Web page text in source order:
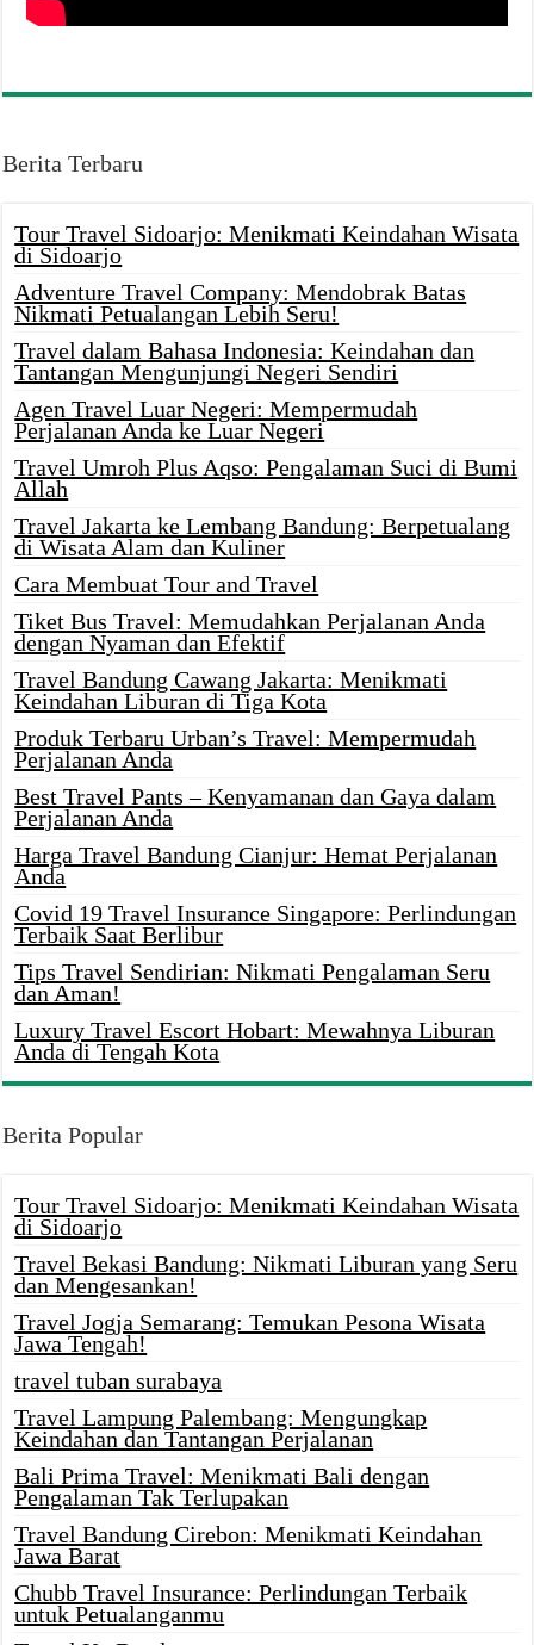
Berita Terbaru
Tour Travel Sidoarjo: Menikmati Keindahan Wisata
di Sidoarjo
Adventure Travel Company: Mendobrak Batas
Nikmati Petualangan Lebih Seru!
Travel dalam Bahasa Indonesia: Keindahan dan
Tantangan Mengunjungi Negeri Sendiri
Agen Travel Luar Negeri: Mempermudah
Perjalanan Anda ke Luar Negeri
Travel Umroh Plus Aqso: Pengalaman Suci di Bumi
Allah
Travel Jakarta ke Lembang Bandung: Berpetualang
di Wisata Alam dan Kuliner
Cara Membuat Tour and Travel
Tiket Bus Travel: Memudahkan Perjalanan Anda
dengan Nyaman dan Efektif
Travel Bandung Cawang Jakarta: Menikmati
Keindahan Liburan di Tiga Kota
Produk Terbaru Urban’s Travel: Mempermudah
Perjalanan Anda
Best Travel Pants – Kenyamanan dan Gaya dalam
Perjalanan Anda
Harga Travel Bandung Cianjur: Hemat Perjalanan
Anda
Covid 19 Travel Insurance Singapore: Perlindungan
Terbaik Saat Berlibur
Tips Travel Sendirian: Nikmati Pengalaman Seru
dan Aman!
Luxury Travel Escort Hobart: Mewahnya Liburan
Anda di Tengah Kota
Berita Popular
Tour Travel Sidoarjo: Menikmati Keindahan Wisata
di Sidoarjo
Travel Bekasi Bandung: Nikmati Liburan yang Seru
dan Mengesankan!
Travel Jogja Semarang: Temukan Pesona Wisata
Jawa Tengah!
travel tuban surabaya
Travel Lampung Palembang: Mengungkap
Keindahan dan Tantangan Perjalanan
Bali Prima Travel: Menikmati Bali dengan
Pengalaman Tak Terlupakan
Travel Bandung Cirebon: Menikmati Keindahan
Jawa Barat
Chubb Travel Insurance: Perlindungan Terbaik
untuk Petualanganmu